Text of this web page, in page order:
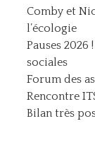
Comby et
l’écologie
Pauses 2026
sociales
Forum des
Rencontre
Bilan très